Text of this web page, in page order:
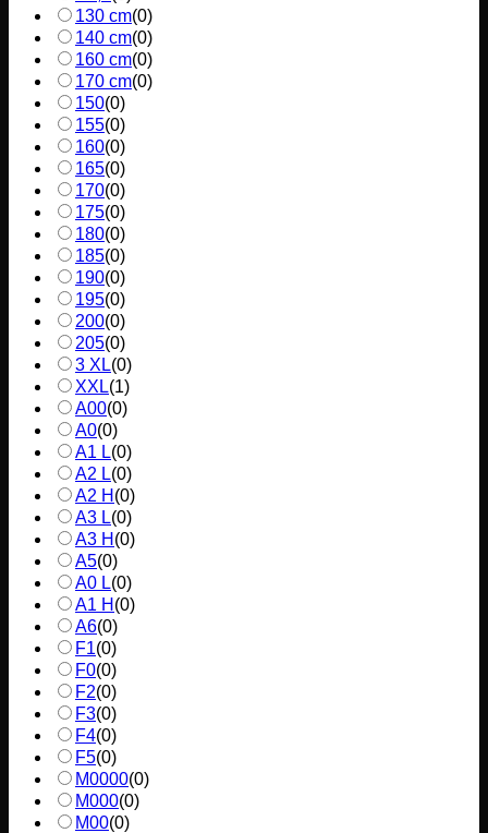
130 cm(0)
140 cm(0)
160 cm(0)
170 cm(0)
150(0)
155(0)
160(0)
165(0)
170(0)
175(0)
180(0)
185(0)
190(0)
195(0)
200(0)
205(0)
3 XL(0)
XXL(1)
A00(0)
A0(0)
A1 L(0)
A2 L(0)
A2 H (0)
A3 L(0)
A3 H (0)
A5(0)
A0 L(0)
A1 H (0)
A6(0)
F1(0)
F0(0)
F2(0)
F3(0)
F4(0)
F5(0)
M0000(0)
M000(0)
M00(0)